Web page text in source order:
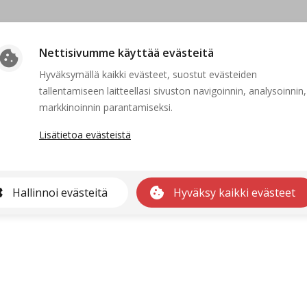
Suljettu
ei voida näyttää, koska sen hakuaika ei ole voimassa tai se on
cookie Nettisivumme käyttää evästeitä
Hyväksymällä kaikki evästeet, suostut evästeiden
tallentamiseen laitteellasi sivuston navigoinnin, analysoinnin,
markkinoinnin parantamiseksi.
Lisätietoa evästeistä
Hallinnoi evästeitä cookie Hyväksy kaikki evästeet